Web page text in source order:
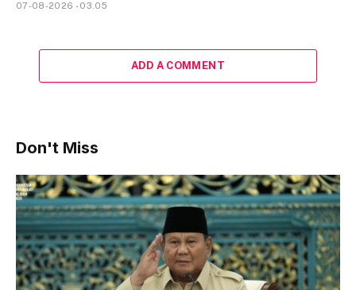
07-08-2026 - 03.05
ADD A COMMENT
Don't Miss